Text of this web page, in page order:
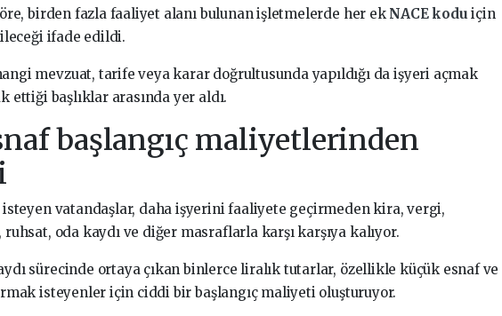
birden fazla faaliyet alanı bulunan işletmelerde her ek NACE koduiçin
ifade edildi.
mevzuat, tarife veya karar doğrultusunda yapıldığı da işyeri açmak
ettiği başlıklar arasında yer aldı.
başlangıç maliyetlerinden
vatandaşlar, daha işyerini faaliyete geçirmeden kira, vergi,
ruhsat, oda kaydı ve diğer masraflarla karşı karşıya kalıyor.
sürecinde ortaya çıkan binlerce liralık tutarlar, özellikle küçük esnaf ve
isteyenler için ciddi bir başlangıç maliyeti oluşturuyor.